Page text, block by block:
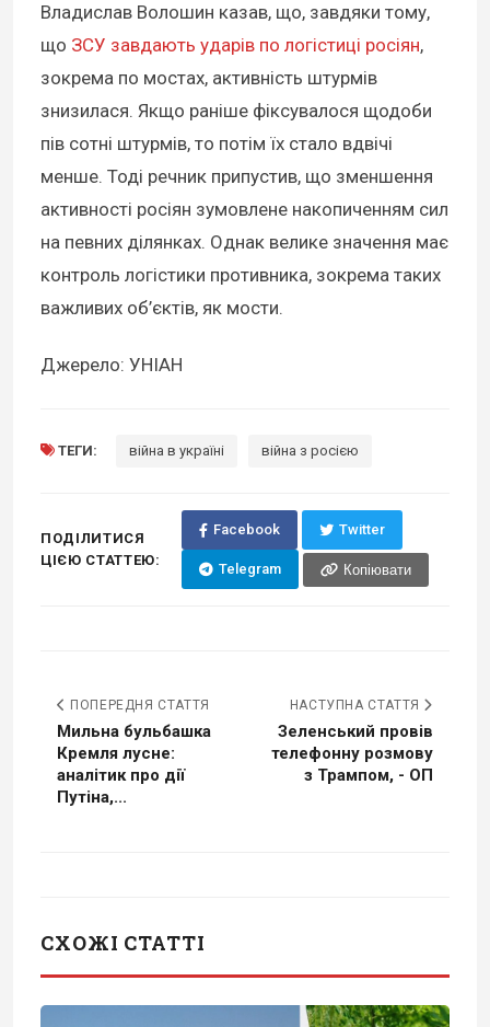
Владислав Волошин казав, що, завдяки тому,
що ЗСУ завдають ударів по логістиці росіян,
зокрема по мостах, активність штурмів
знизилася. Якщо раніше фіксувалося щодоби
пів сотні штурмів, то потім їх стало вдвічі
менше. Тоді речник припустив, що зменшення
активності росіян зумовлене накопиченням сил
на певних ділянках. Однак велике значення має
контроль логістики противника, зокрема таких
важливих об’єктів, як мости.
Джерело: УНІАН
ТЕГИ: війна в україні війна з росією
ПОДІЛИТИСЯ
ЦІЄЮ СТАТТЕЮ:
Facebook Twitter
Telegram Копіювати
ПОПЕРЕДНЯ СТАТТЯ
Мильна бульбашка
Кремля лусне:
аналітик про дії
Путіна,...
НАСТУПНА СТАТТЯ
Зеленський провів
телефонну розмову
з Трампом, - ОП
СХОЖІ СТАТТІ